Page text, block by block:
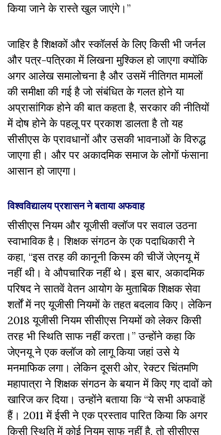
किया जाने के रास्ते खुल जाएंगे।”
जाहिर है शिक्षकों और स्कॉलर्स के लिए किसी भी जर्नल
और पत्र-पत्रिका में लिखना मुश्किल हो जाएगा क्योंकि
अगर आलेख समालोचना है और उसमें नीतिगत मामलों
की समीक्षा की गई है जो संबंधित के गलत होने या
अप्रासांगिक होने की बात कहता है, सरकार की नीतियों
में दोष होने के पहलू पर प्रकाश डालता है तो यह
सीसीएस के प्रावधानों और उसकी भावनाओं के विरुद्ध
जाएगा ही। और पर अकादमिक समाज के लोगों फंसाना
आसान हो जाएगा।
विश्वविद्यालय प्रशासन ने बताया अफवाह
सीसीएस नियम और यूजीसी क्लॉज पर सवाल उठना
स्वाभाविक है। शिक्षक संगठन के एक पदाधिकारी ने
कहा, “इस तरह की कानूनी किस्म की चीजें जेएनयू में
नहीं थी। वे औपचारिक नहीं थे। इस बार, अकादमिक
परिषद ने सातवें वेतन आयोग के मुताबिक शिक्षक सेवा
शर्तों में नए यूजीसी नियमों के तहत बदलाव किए। लेकिन
2018 यूजीसी नियम सीसीएस नियमों को लेकर किसी
तरह भी स्थिति साफ नहीं करता।” उन्होंने कहा कि
जेएनयू ने एक क्लॉज को लागू किया जहां उसे ये
मनमाफिक लगा। लेकिन दूसरी ओर, रेक्टर चिंतमणि
महापात्रा ने शिक्षक संगठन के बयान में किए गए दावों को
खारिज कर दिया। उन्होंने बताया कि “ये सभी अफवाहें
हैं। 2011 में ईसी ने एक प्रस्ताव पारित किया कि अगर
किसी स्थिति में कोई नियम साफ नहीं है, तो सीसीएस